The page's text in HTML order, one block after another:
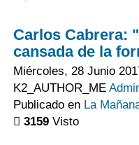
Carlos Cabrera:
cansada de la
Miércoles, 28 Junio
K2_AUTHOR_ME
Publicado en La
3159 Visto